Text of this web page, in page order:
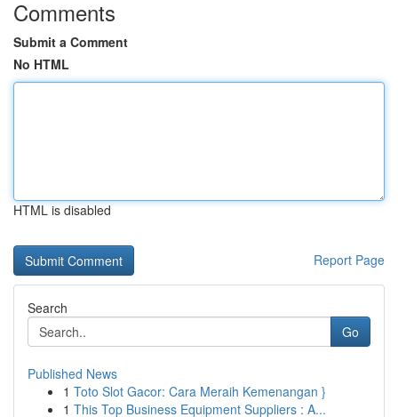
Comments
Submit a Comment
No HTML
HTML is disabled
Report Page
Search
Go
Published News
1 Toto Slot Gacor: Cara Meraih Kemenangan }
1 This Top Business Equipment Suppliers : A...